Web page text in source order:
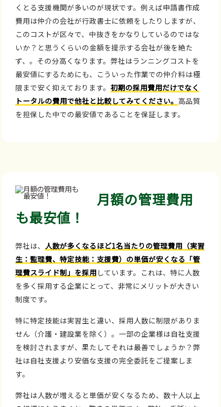
くとる支援機関が多いのが現状です。例えば申請書作成
費用は仲介の会社が行政書士に依頼をしたりしますが、
このコストが区々で、中抜きをかなりしているのではな
いか？と思うくらいの金額を提示する会社が後を絶た
ず、。その分高くなります。弊社はランニングコストを
最安値にするためにも、こういった作業での仲介料は極
限まで安く抑えております。初期の採用費用だけでなく
トータルの費用で他社と比較してみてください。 高品質
を担保した中での最安値であることを保証します。
月額の管理費用
も最安値！
弊社は、 人数が多くなるほど1名当たりの管理費用（実習
生：監理費、特定技能：支援費）の単価が安くなる「管
理費スライド制」を採用しています。これは、特に人数
を多く採用する企業にとって、非常にメリットが大きい
制度です。
特に特定技能は実習生と違い、採用人数に制限がありま
せん（介護・建設業を除く）。一部の企業様は自社支援
を検討されますが、果たしてそれは最善でしょうか？弊
社は自社支援より安価な支援の完全委託をご提案しま
す。
弊社は人数が増えると単価が安くなるため、数十人以上